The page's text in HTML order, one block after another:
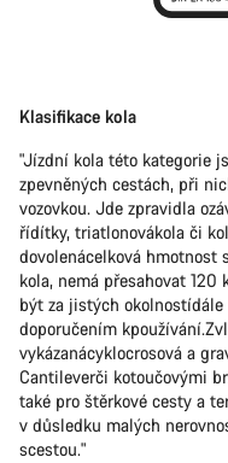
Klasifikace kola
"Jízdní kola této kategorie
zpevněných cestách, při
vozovkou. Jde zpravidla
řídítky, triatlonovákola či
dovolenácelková hmotnost
kola, nemá přesahovat
být za jistých
doporučením
vykázanácyklocrosová a
Cantileverči kotoučovými
také pro štěrkové cesty a
v důsledku malých
scestou."